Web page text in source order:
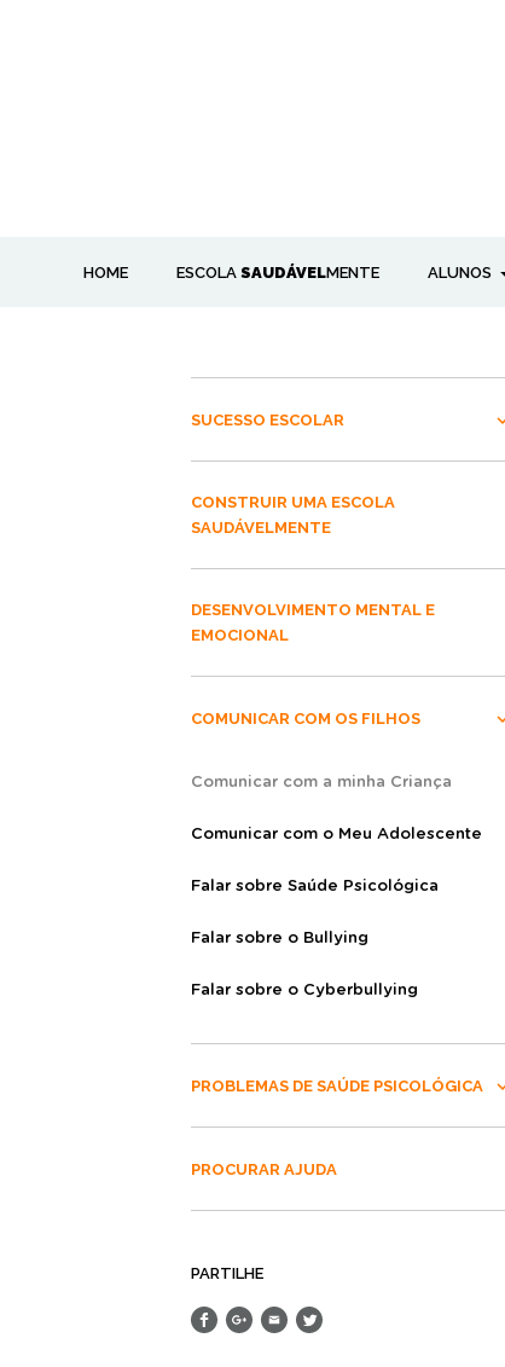
HOME ESCOLASAUDÁVELMENTE ALUNOS
SUCESSO ESCOLAR
CONSTRUIR UMA ESCOLA
SAUDÁVELMENTE
DESENVOLVIMENTO MENTAL E
EMOCIONAL
COMUNICAR COM OS FILHOS
Comunicar com a minha Criança
Comunicar com o Meu Adolescente
Falar sobre Saúde Psicológica
Falar sobre o Bullying
Falar sobre o Cyberbullying
PROBLEMAS DE SAÚDE PSICOLÓGICA
PROCURAR AJUDA
PARTILHE